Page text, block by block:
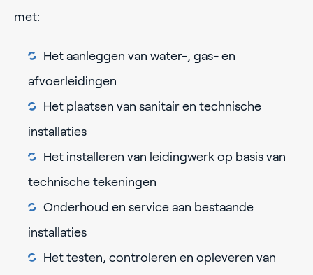
met:
Het aanleggen van water-, gas- en
afvoerleidingen
Het plaatsen van sanitair en technische
installaties
Het installeren van leidingwerk op basis van
technische tekeningen
Onderhoud en service aan bestaande
installaties
Het testen, controleren en opleveren van